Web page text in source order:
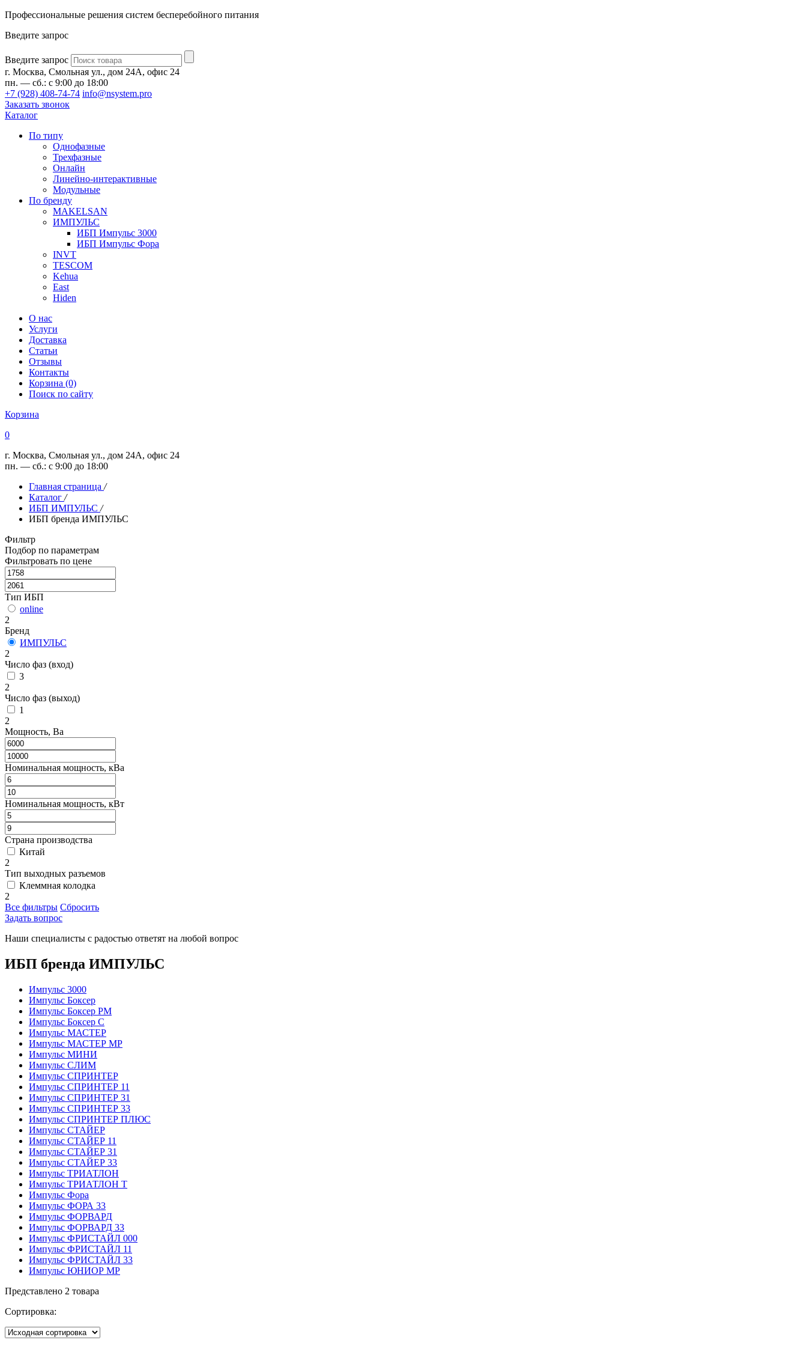
Профессиональные решения систем бесперебойного питания
Введите запрос
Введите запрос
г. Москва, Смольная ул., дом 24А, офис 24
пн. — сб.: с 9:00 до 18:00
+7 (928) 408-74-74 info@nsystem.pro
Заказать звонок
Каталог
По типу
Однофазные
Трехфазные
Онлайн
Линейно-интерактивные
Модульные
По бренду
MAKELSAN
ИМПУЛЬС
ИБП Импульс 3000
ИБП Импульс Фора
INVT
TESCOM
Kehua
East
Hiden
О нас
Услуги
Доставка
Статьи
Отзывы
Контакты
Корзина (0)
Поиск по сайту
Корзина
0
г. Москва, Смольная ул., дом 24А, офис 24
пн. — сб.: с 9:00 до 18:00
Главная страница /
Каталог /
ИБП ИМПУЛЬС /
ИБП бренда ИМПУЛЬС
Фильтр
Подбор по параметрам
Фильтровать по цене
Тип ИБП
online
2
Бренд
ИМПУЛЬС
2
Число фаз (вход)
3
2
Число фаз (выход)
1
2
Мощность, Ва
Номинальная мощность, кВа
Номинальная мощность, кВт
Страна производства
Китай
2
Тип выходных разъемов
Клеммная колодка
2
Все фильтры Сбросить
Задать вопрос
Наши специалисты с радостью ответят на любой вопрос
ИБП бренда ИМПУЛЬС
Импульс 3000
Импульс Боксер
Импульс Боксер РМ
Импульс Боксер С
Импульс МАСТЕР
Импульс МАСТЕР МР
Импульс МИНИ
Импульс СЛИМ
Импульс СПРИНТЕР
Импульс СПРИНТЕР 11
Импульс СПРИНТЕР 31
Импульс СПРИНТЕР 33
Импульс СПРИНТЕР ПЛЮС
Импульс СТАЙЕР
Импульс СТАЙЕР 11
Импульс СТАЙЕР 31
Импульс СТАЙЕР 33
Импульс ТРИАТЛОН
Импульс ТРИАТЛОН Т
Импульс Фора
Импульс ФОРА 33
Импульс ФОРВАРД
Импульс ФОРВАРД 33
Импульс ФРИСТАЙЛ 000
Импульс ФРИСТАЙЛ 11
Импульс ФРИСТАЙЛ 33
Импульс ЮНИОР МР
Представлено 2 товара
Сортировка: